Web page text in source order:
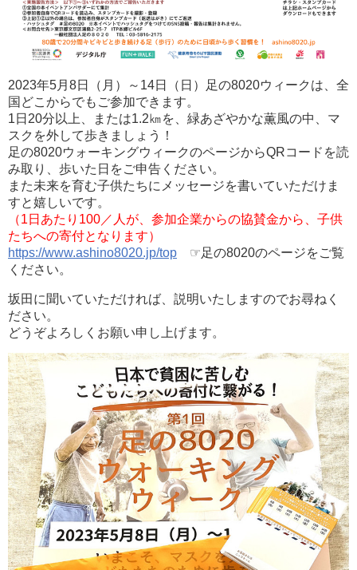
2023年5月8日（月）～14日（日）足の8020ウィークは、全
国どこからでもご参加できます。
1日20分以上、または1.2㎞を、緑あざやかな薫風の中、マ
スクを外して歩きましょう！
足の8020ウォーキングウィークのページからQRコードを読
み取り、歩いた日をご申告ください。
また未来を育む子供たちにメッセージを書いていただけま
すと嬉しいです。
（1日あたり100／人が、参加企業からの協賛金から、子供
たちへの寄付となります）
https://www.ashino8020.jp/top ☞足の8020のページをご覧
ください。
坂田に聞いていただければ、説明いたしますのでお尋ねく
ださい。
どうぞよろしくお願い申し上げます。